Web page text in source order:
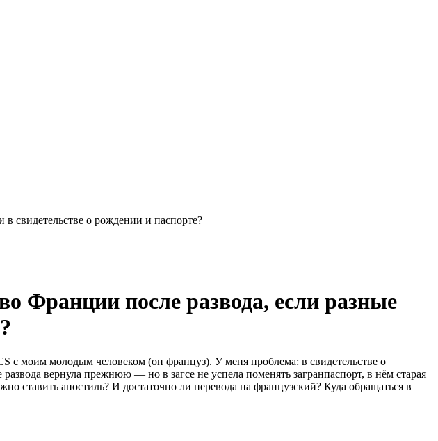
свидетельстве о рождении и паспорте?
Франции после развода, если разные
с моим молодым человеком (он француз). У меня проблема: в свидетельстве о
вернула прежнюю — но в загсе не успела поменять загранпаспорт, в нём старая
ставить апостиль? И достаточно ли перевода на французский? Куда обращаться в